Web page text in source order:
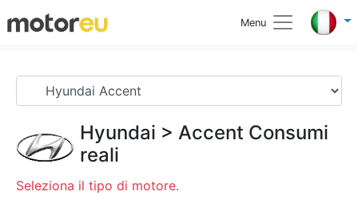
Menu
Hyundai > Accent Consumi
reali
Seleziona il tipo di motore.